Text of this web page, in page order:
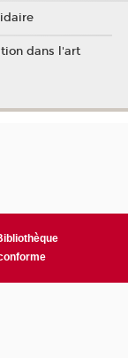
dans l'art